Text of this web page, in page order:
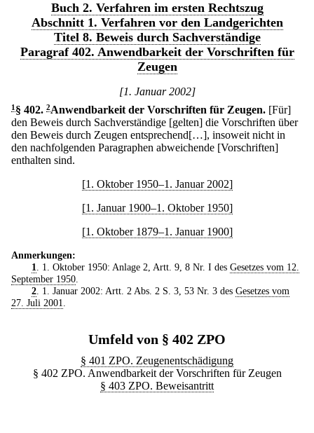
Buch 2. Verfahren im ersten Rechtszug
Abschnitt 1. Verfahren vor den Landgerichten
Titel 8. Beweis durch Sachverständige
Paragraf 402. Anwendbarkeit der Vorschriften für
Zeugen
[1. Januar 2002]
1 § 402. 2Anwendbarkeit der Vorschriften für Zeugen. [Für]
den Beweis durch Sachverständige [gelten] die Vorschriften über
den Beweis durch Zeugen entsprechend[…], insoweit nicht in
den nachfolgenden Paragraphen abweichende [Vorschriften]
enthalten sind.
[1. Oktober 1950–1. Januar 2002]
[1. Januar 1900–1. Oktober 1950]
[1. Oktober 1879–1. Januar 1900]
Anmerkungen:
1
. 1. Oktober 1950: Anlage 2, Artt. 9, 8 Nr. I des Gesetzes vom 12.
September 1950
2. 1. Januar 2002: Artt. 2 Abs. 2 S. 3, 53 Nr. 3 des Gesetzes vom
27. Juli 2001
Umfeld von § 402 ZPO
§ 401 ZPO. Zeugenentschädigung
§ 402 ZPO. Anwendbarkeit der Vorschriften für Zeugen
§ 403 ZPO. Beweisantritt